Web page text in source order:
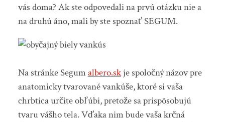
vás doma? Ak ste odpovedali na prvú otázku nie a
na druhú áno, mali by ste spoznať SEGUM.
Na stránke Segumalbero.skje spoločný názov pre
anatomicky tvarované vankúše, ktoré si vaša
chrbtica určite obľúbi, pretože sa prispôsobujú
tvaru vášho tela. Vďaka nim bude vaša krčná